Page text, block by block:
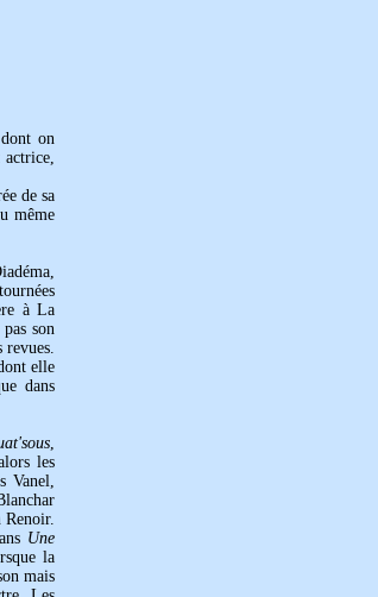
on
actrice,
de sa
même
à La
son
revues.
elle
dans
,
les
Vanel,
Renoir.
Une
la
mais